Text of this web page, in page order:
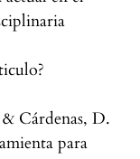
Cárdenas, D.
para